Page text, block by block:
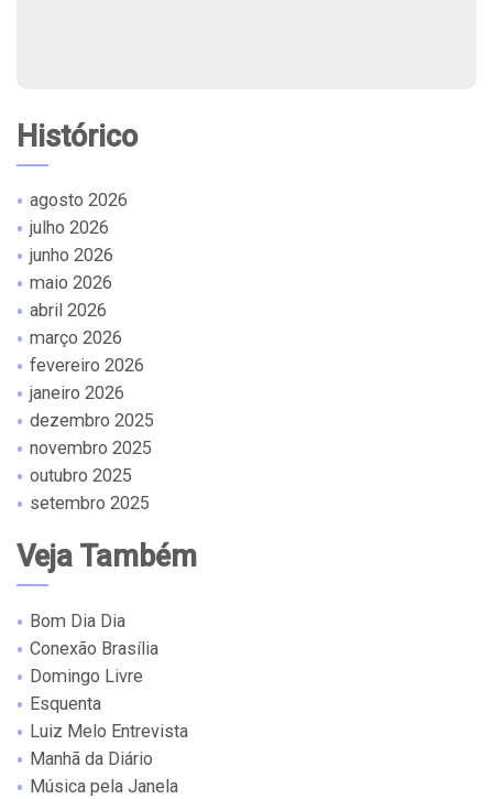
Histórico
agosto 2026
julho 2026
junho 2026
maio 2026
abril 2026
março 2026
fevereiro 2026
janeiro 2026
dezembro 2025
novembro 2025
outubro 2025
setembro 2025
Veja Também
Bom Dia Dia
Conexão Brasília
Domingo Livre
Esquenta
Luiz Melo Entrevista
Manhã da Diário
Música pela Janela